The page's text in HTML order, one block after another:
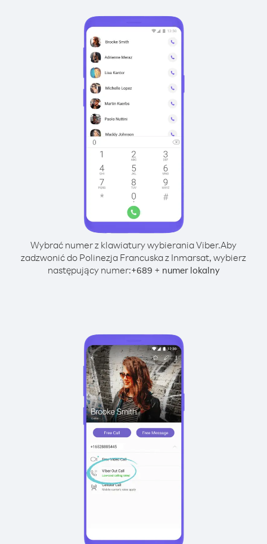
Wybrać numer z klawiatury wybierania Viber.Aby
zadzwonić do Polinezja Francuska z Inmarsat, wybierz
następujący numer:+689 + numer lokalny